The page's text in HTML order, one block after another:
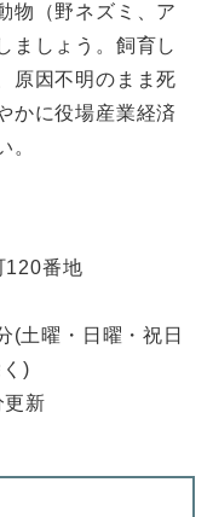
物（野ネズミ、ア
ましょう。飼育し
原因不明のまま死
かに役場産業経済
。
120番地
(土曜・日曜・祝日
)
新